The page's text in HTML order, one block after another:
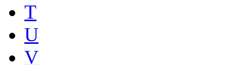
T
U
V